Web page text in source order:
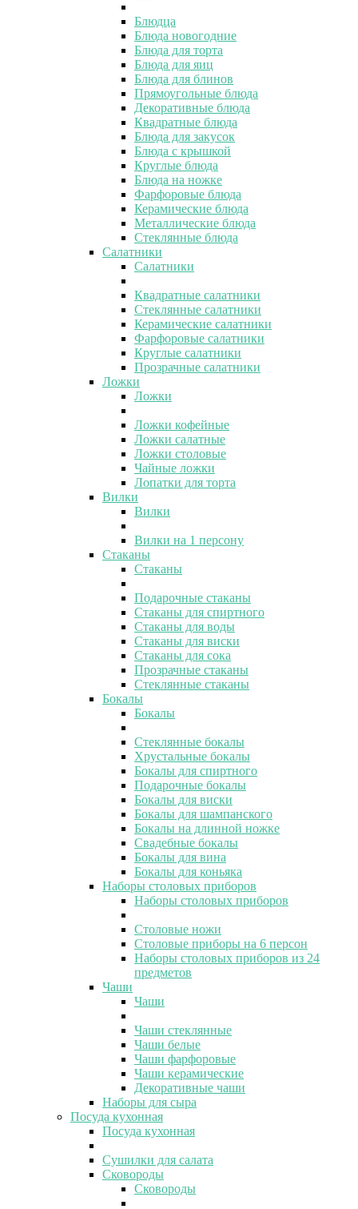
Блюдца
Блюда новогодние
Блюда для торта
Блюда для яиц
Блюда для блинов
Прямоугольные блюда
Декоративные блюда
Квадратные блюда
Блюда для закусок
Блюда с крышкой
Круглые блюда
Блюда на ножке
Фарфоровые блюда
Керамические блюда
Металлические блюда
Стеклянные блюда
Салатники
Салатники
Квадратные салатники
Стеклянные салатники
Керамические салатники
Фарфоровые салатники
Круглые салатники
Прозрачные салатники
Ложки
Ложки
Ложки кофейные
Ложки салатные
Ложки столовые
Чайные ложки
Лопатки для торта
Вилки
Вилки
Вилки на 1 персону
Стаканы
Стаканы
Подарочные стаканы
Стаканы для спиртного
Стаканы для воды
Стаканы для виски
Стаканы для сока
Прозрачные стаканы
Стеклянные стаканы
Бокалы
Бокалы
Стеклянные бокалы
Хрустальные бокалы
Бокалы для спиртного
Подарочные бокалы
Бокалы для виски
Бокалы для шампанского
Бокалы на длинной ножке
Свадебные бокалы
Бокалы для вина
Бокалы для коньяка
Наборы столовых приборов
Наборы столовых приборов
Столовые ножи
Столовые приборы на 6 персон
Наборы столовых приборов из 24
предметов
Чаши
Чаши
Чаши стеклянные
Чаши белые
Чаши фарфоровые
Чаши керамические
Декоративные чаши
Наборы для сыра
Посуда кухонная
Посуда кухонная
Сушилки для салата
Сковороды
Сковороды